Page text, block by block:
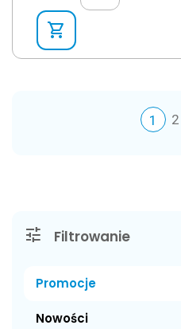
tune Filtrowanie
Promocje
Nowości
shopping_cart
1 2